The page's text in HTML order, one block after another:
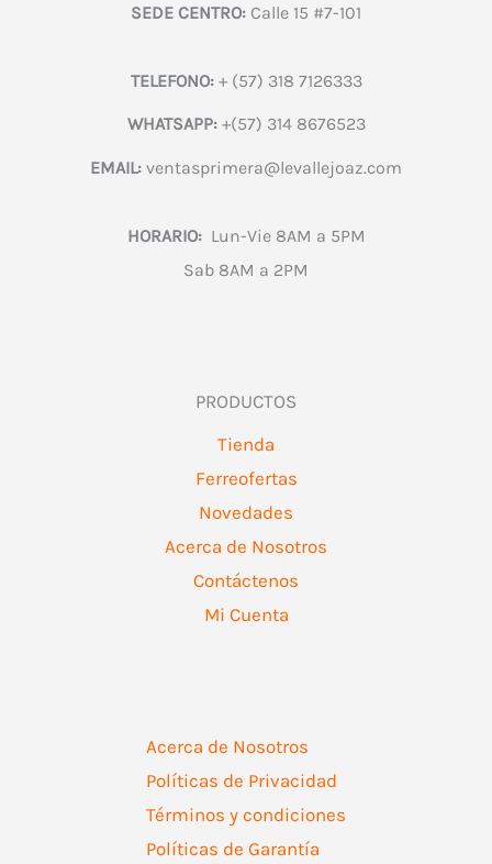
SEDE CENTRO: Calle 15 #7-101
TELEFONO:+ (57) 318 7126333
WHATSAPP:+(57) 314 8676523
EMAIL: ventasprimera@levallejoaz.com
HORARIO:Lun-Vie 8AM a 5PM
Sab 8AM a 2PM
PRODUCTOS
Tienda
Ferreofertas
Novedades
Acerca de Nosotros
Contáctenos
Mi Cuenta
Acerca de Nosotros
Políticas de Privacidad
Términos y condiciones
Políticas de Garantía